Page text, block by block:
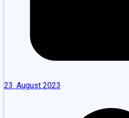
23. August 2023